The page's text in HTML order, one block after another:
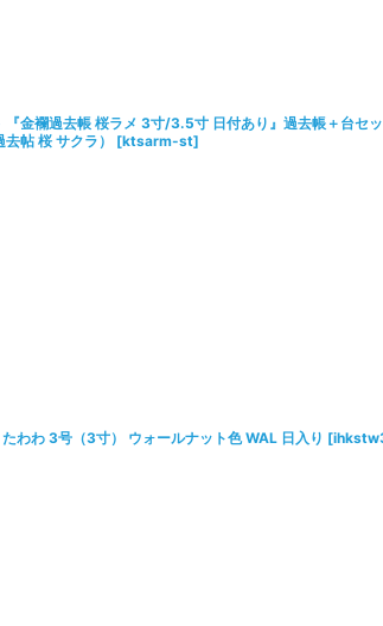
『金襴過去帳 桜ラメ 3寸/3.5寸 日付あり』過去帳＋台セ
去帖 桜 サクラ）
[ktsarm-st]
わわ 3号（3寸） ウォールナット色 WAL 日入り [